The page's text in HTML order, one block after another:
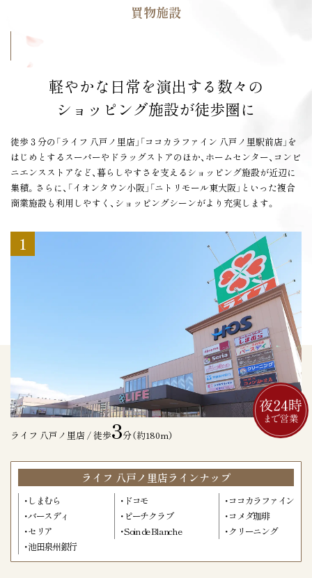
」ページを一般公開しました。
間取り
OTHER CONTENTS
買物施設
軽やかな日常を演出する数々の
ショッピング施設が徒歩圏に
徒歩３分の「ライフ 八戸ノ里店」「ココカラファイン 八戸ノ里駅前店」を
はじめとするスーパーやドラッグストアのほか、ホームセンター、コンビ
ニエンスストアなど、暮らしやすさを支えるショッピング施設が近辺に
集積。さらに、「イオンタウン小阪」「ニトリモール東大阪」といった複合
商業施設も利用しやすく、ショッピングシーンがより充実します。
ライフ 八戸ノ里店ラインナップ
しまむら
バースディ
セリア
池田泉州銀行
ドコモ
ピーチクラブ
Soin de Blanche
ココカラファイン
コメダ珈琲
クリーニング
1
ライフ 八戸ノ里店 / 徒歩3分（約180m）